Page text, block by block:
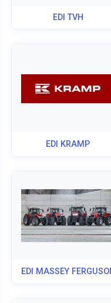
EDI TVH
EDI KRAMP
EDI MASSEY